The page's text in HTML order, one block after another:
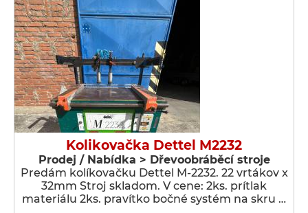
Kolikovačka Dettel M2232
Prodej / Nabídka > Dřevoobráběcí stroje
Predám kolíkovačku Dettel M-2232. 22 vrtákov x
32mm Stroj skladom. V cene: 2ks. prítlak
materiálu 2ks. pravítko bočné systém na skru …